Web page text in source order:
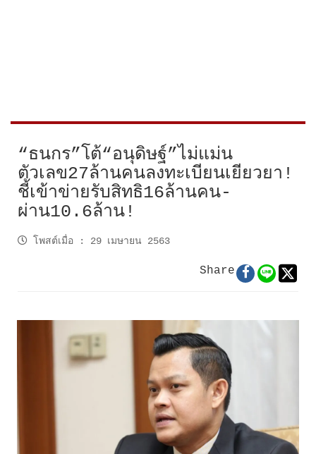
“ธนกร”โต้“อนุดิษฐ์”ไม่แม่น
ตัวเลข27ล้านคนลงทะเบียนเยียวยา!
ชี้เข้าข่ายรับสิทธิ16ล้านคน-
ผ่าน10.6ล้าน!
โพสต์เมื่อ : 29 เมษายน 2563
Share